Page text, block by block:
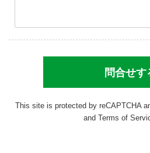
This site is protected by reCAPTCHA
and Terms of